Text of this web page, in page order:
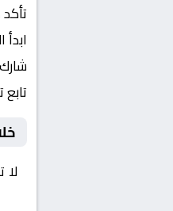
ابدأ